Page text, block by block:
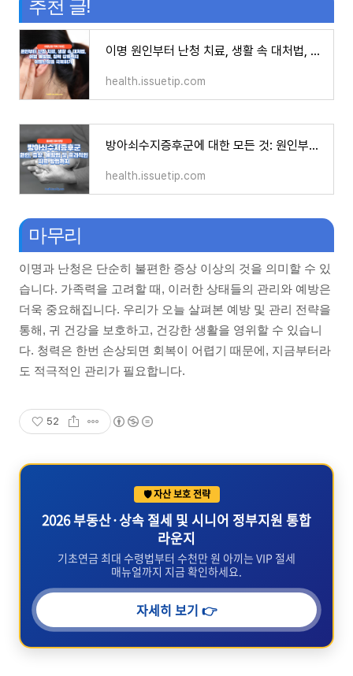
추천 글!
이명 원인부터 난청 치료, 생활 속 대처법, 이명 예방법, 청력 강화까지, 이명난청을 극복하기 위
health.issuetip.com
방아쇠수지증후군에 대한 모든 것: 원인부터 치료까지, 당신이 알아야 할 필수 정보를 제공합니
health.issuetip.com
마무리
이명과 난청은 단순히 불편한 증상 이상의 것을 의미할 수 있
습니다. 가족력을 고려할 때, 이러한 상태들의 관리와 예방은
더욱 중요해집니다. 우리가 오늘 살펴본 예방 및 관리 전략을
통해, 귀 건강을 보호하고, 건강한 생활을 영위할 수 있습니
다. 청력은 한번 손상되면 회복이 어렵기 때문에, 지금부터라
도 적극적인 관리가 필요합니다.
52
🛡️ 자산 보호 전략
2026 부동산·상속 절세 및 시니어 정부지원 통합
라운지
기초연금 최대 수령법부터 수천만 원 아끼는 VIP 절세
매뉴얼까지 지금 확인하세요.
자세히 보기 👉